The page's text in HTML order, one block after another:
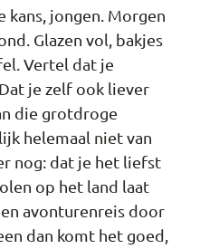
kans, jongen. Morgen
Glazen vol, bakjes
Vertel dat je
je zelf ook liever
die grotdroge
helemaal niet van
nog: dat je het liefst
op het land laat
avonturenreis door
dan komt het goed,